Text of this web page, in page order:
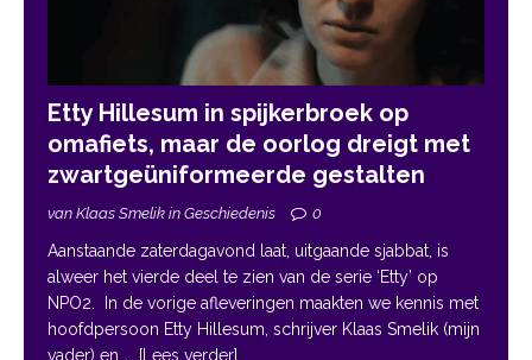
Etty Hillesum in spijkerbroek op
omafiets, maar de oorlog dreigt met
zwartgeüniformeerde gestalten
van Klaas Smelik in Geschiedenis 0
Aanstaande zaterdagavond laat, uitgaande sjabbat, is
alweer het vierde deel te zien van de serie ‘Etty’ op
NPO2. In de vorige afleveringen maakten we kennis met
hoofdpersoon Etty Hillesum, schrijver Klaas Smelik (mijn
vader) en
... [Lees verder]